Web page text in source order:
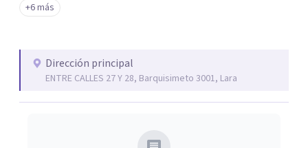
+6 más
Dirección principal
ENTRE CALLES 27 Y 28, Barquisimeto 3001, Lara